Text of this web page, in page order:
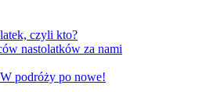
czyli kto?
nastolatków za nami
podróży po nowe!